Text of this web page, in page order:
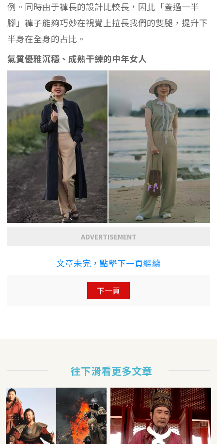
例。同時由于褲長的設計比較長，因此「蓋過一半
腳」褲子能夠巧妙在視覺上拉長我們的雙腿，提升下
半身在全身的占比。
氣質優雅沉穩、成熟干練的中年女人
ADVERTISEMENT
文章未完，點擊下一頁繼續
下一頁
往下滑看更多文章